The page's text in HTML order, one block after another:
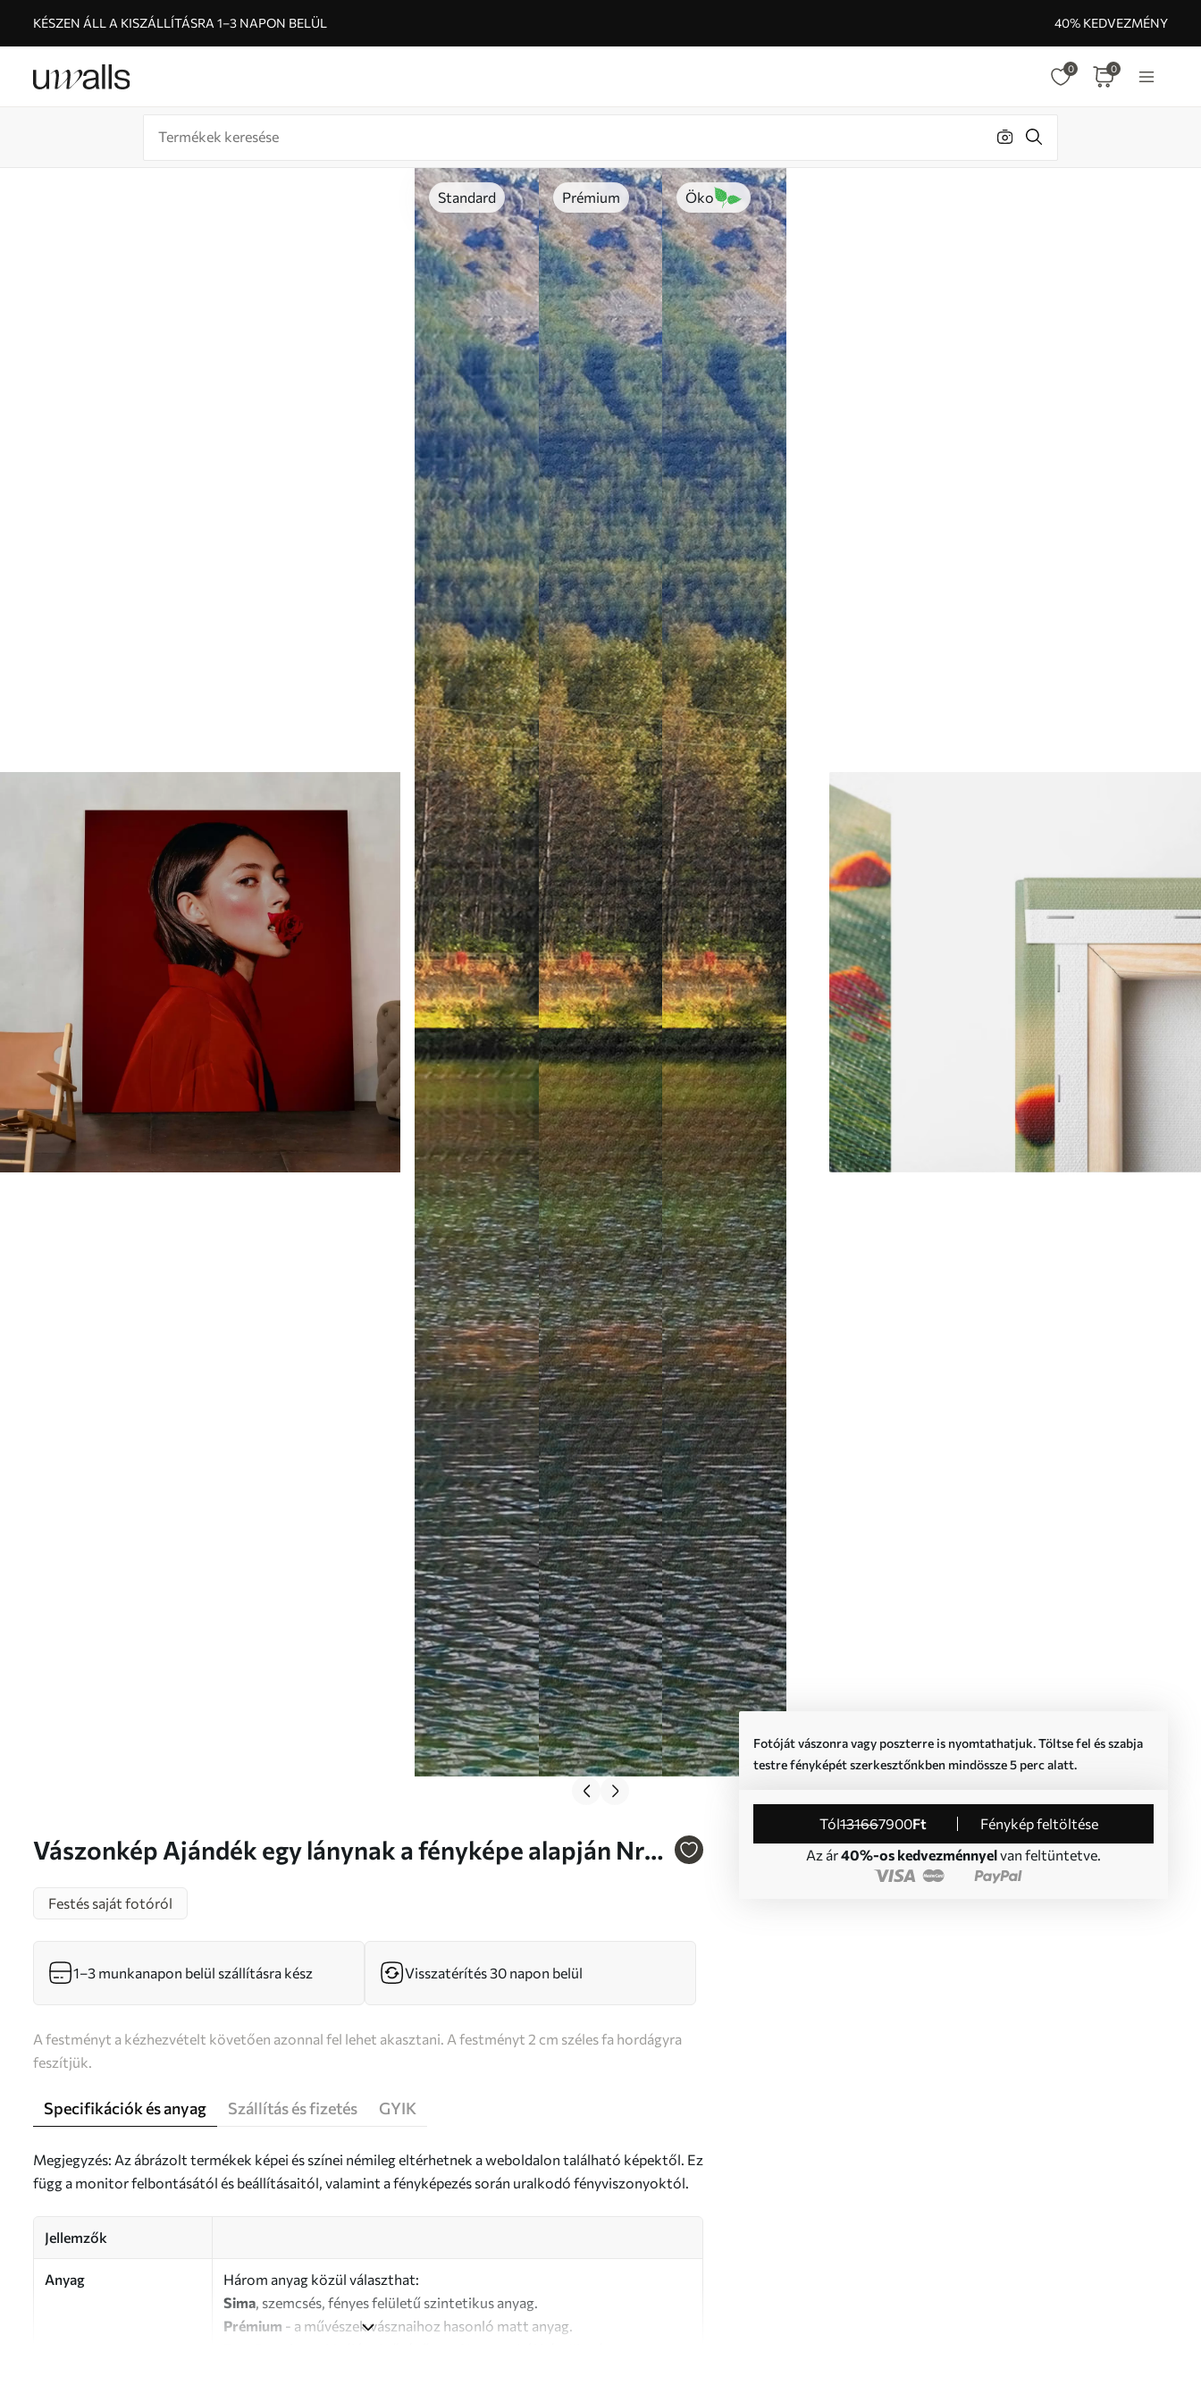
KÉSZEN ÁLL A KISZÁLLÍTÁSRA 1–3 NAPON BELÜL 40% KEDVEZMÉNY
0 0
Standard Prémium Öko
Vászonkép Ajándék egy lánynak a fényképe alapján Nr
Fotóját vászonra vagy poszterre is nyomtathatjuk. Töltse fel és szabja
testre fényképét szerkesztőnkben mindössze 5 perc alatt.
Tól131667900Ft
Fénykép feltöltése
Az ár40%-os kedvezménnyelvan feltüntetve.
Festés saját fotóról
1–3 munkanapon belül szállításra kész Visszatérítés 30 napon belül
A festményt a kézhezvételt követően azonnal fel lehet akasztani. A festményt 2 cm széles fa hordágyra
feszítjük.
Specifikációk és anyag Szállítás és fizetés GYIK
Megjegyzés: Az ábrázolt termékek képei és színei némileg eltérhetnek a weboldalon található képektől. Ez
függ a monitor felbontásától és beállításaitól, valamint a fényképezés során uralkodó fényviszonyoktól.
Jellemzők
Anyag
Három anyag közül választhat:
Sima, szemcsés, fényes felületű szintetikus anyag.
Prémium - a művészek vásznaihoz hasonló matt anyag.